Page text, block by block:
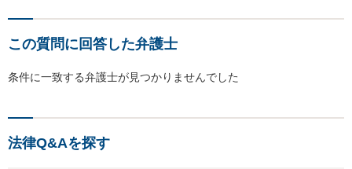
この質問に回答した弁護士
条件に一致する弁護士が見つかりませんでした
法律Q&Aを探す